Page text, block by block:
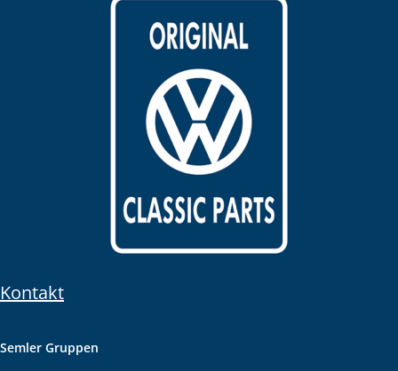
Kontakt
Semler Gruppen